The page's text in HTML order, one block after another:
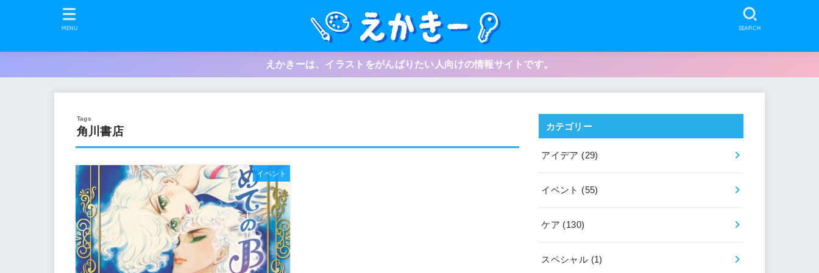
SEARCH
MENU
えかきーは、イラストをがんばりたい人向けの情報サイトです。
角川書店
イベント
カテゴリー
アイデア (29)
イベント (55)
ケア (130)
スペシャル (1)